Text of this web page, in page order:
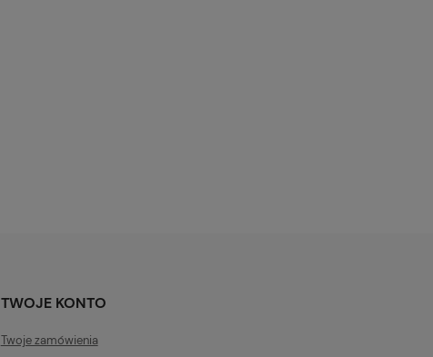
TWOJE KONTO
Twoje zamówienia